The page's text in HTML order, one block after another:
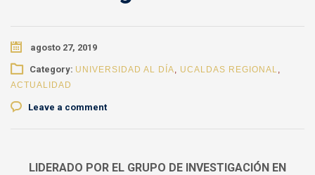
agosto 27, 2019
Category: UNIVERSIDAD AL DÍA, UCALDAS REGIONAL,
ACTUALIDAD
Leave a comment
LIDERADO POR EL GRUPO DE INVESTIGACIÓN EN